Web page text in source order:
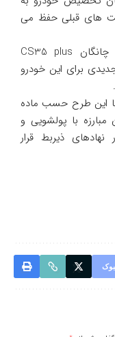
های قبلی حفظ می
*تا زمانی که متقاضیان فعلی خودروی چانگان CS35 plus
برای این خودرو
با این طرح حسب ماده
۱۴ الحاقی قانون مبارزه با پولشویی و
ذیربط قرار